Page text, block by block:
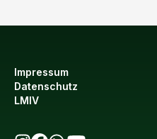
Impressum
Datenschutz
LMIV